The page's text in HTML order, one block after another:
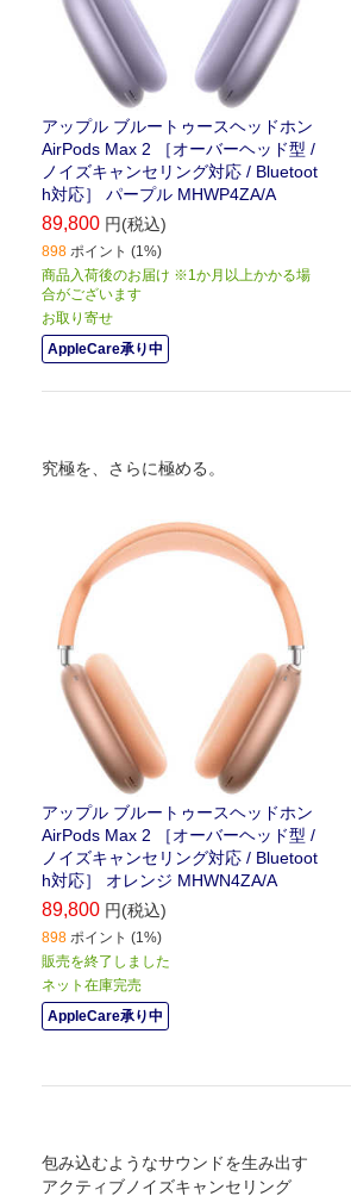
アップル ブルートゥースヘッドホン
AirPods Max 2 ［オーバーヘッド型 /
ノイズキャンセリング対応 / Bluetoot
h対応］ パープル MHWP4ZA/A
89,800 円(税込)
898 ポイント (1%)
商品入荷後のお届け ※1か月以上かかる場
合がございます
お取り寄せ
AppleCare承り中
究極を、さらに極める。
アップル ブルートゥースヘッドホン
AirPods Max 2 ［オーバーヘッド型 /
ノイズキャンセリング対応 / Bluetoot
h対応］ オレンジ MHWN4ZA/A
89,800 円(税込)
898 ポイント (1%)
販売を終了しました
ネット在庫完売
AppleCare承り中
包み込むようなサウンドを生み出す
アクティブノイズキャンセリング